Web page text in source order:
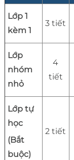
Lớp 1
kèm 1
3 tiết
Lớp
nhóm
nhỏ
4
tiết
Lớp tự
học
(Bắt
buộc)
2 tiết